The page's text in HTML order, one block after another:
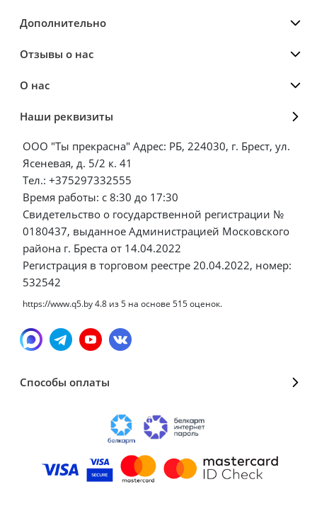
Дополнительно
Отзывы о нас
О нас
Наши реквизиты
ООО "Ты прекрасна" Адрес: РБ, 224030, г. Брест, ул.
Ясеневая, д. 5/2 к. 41
Тел.: +375297332555
Время работы: с 8:30 до 17:30
Свидетельство о государственной регистрации №
0180437, выданное Администрацией Московского
района г. Бреста от 14.04.2022
Регистрация в торговом реестре 20.04.2022, номер:
532542
https://www.q5.by4.8 из5 на основе 515оценок.
Способы оплаты